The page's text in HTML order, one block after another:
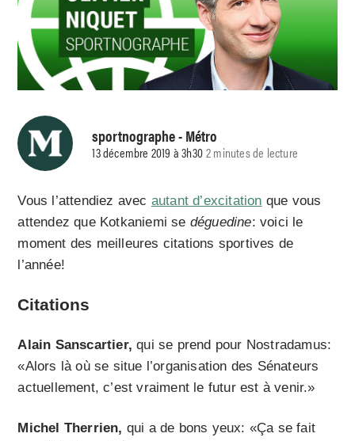
sportnographe- Métro
13 décembre 2019 à 3h302 minutes de lecture
Vous l’attendiez avec autant d’excitation que vous
attendez que Kotkaniemi se déguedine: voici le
moment des meilleures citations sportives de
l’année!
Citations
Alain Sanscartier, qui se prend pour Nostradamus:
«Alors là où se situe l’organisation des Sénateurs
actuellement, c’est vraiment le futur est à venir.»
Michel Therrien, qui a de bons yeux: «Ça se fait